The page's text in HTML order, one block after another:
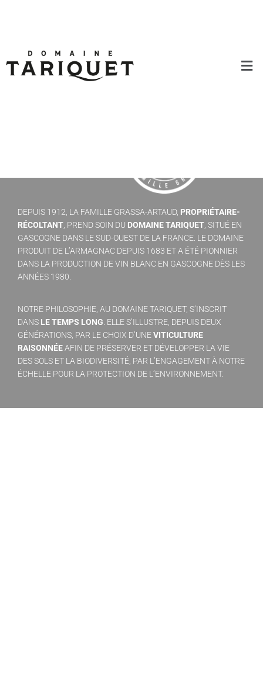
DEPUIS 1912, LA FAMILLE GRASSA-ARTAUD, PROPRIÉTAIRE-
RÉCOLTANT , PREND SOIN DU DOMAINE TARIQUET , SITUÉ EN
GASCOGNE DANS LE SUD-OUEST DE LA FRANCE. LE DOMAINE
PRODUIT DE L’ARMAGNAC DEPUIS 1683 ET A ÉTÉ PIONNIER
DANS LA PRODUCTION DE VIN BLANC EN GASCOGNE DÈS LES
ANNÉES 1980.
NOTRE PHILOSOPHIE, AU DOMAINE TARIQUET, S’INSCRIT
DANS LE TEMPS LONG. ELLE S’ILLUSTRE, DEPUIS DEUX
GÉNÉRATIONS, PAR LE CHOIX D’UNEVITICULTURE
RAISONNÉEAFIN DE PRÉSERVER ET DÉVELOPPER LA VIE
DES SOLS ET LA BIODIVERSITÉ, PAR L’ENGAGEMENT À NOTRE
ÉCHELLE POUR LA PROTECTION DE L’ENVIRONNEMENT.